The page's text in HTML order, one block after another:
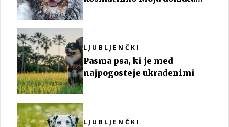
LJUBLJENČKI
Pasma psa, ki je med
najpogosteje ukradenimi
LJUBLJENČKI